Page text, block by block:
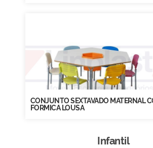
CONJUNTO SEXTAVADO MATERNAL
FORMICA LOUSA
Infantil